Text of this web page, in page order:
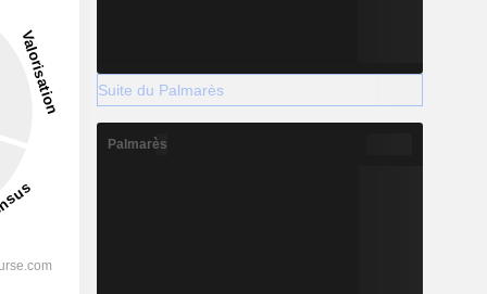
Suite du Palmarès
Palmarès